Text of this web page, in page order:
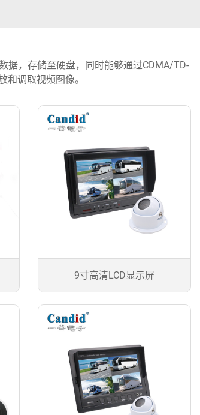
据，存储至硬盘，同时能够通过CDMA/TD-
调取视频图像。
9寸高清LCD显示屏